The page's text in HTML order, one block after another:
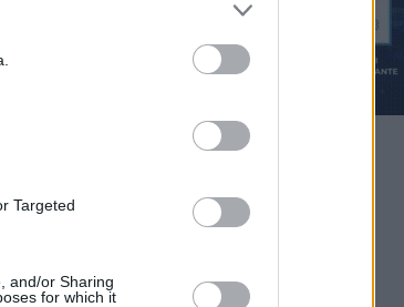
Targeted
and/or Sharing
for which it
sociali,
di monitorare
attraverso
ha